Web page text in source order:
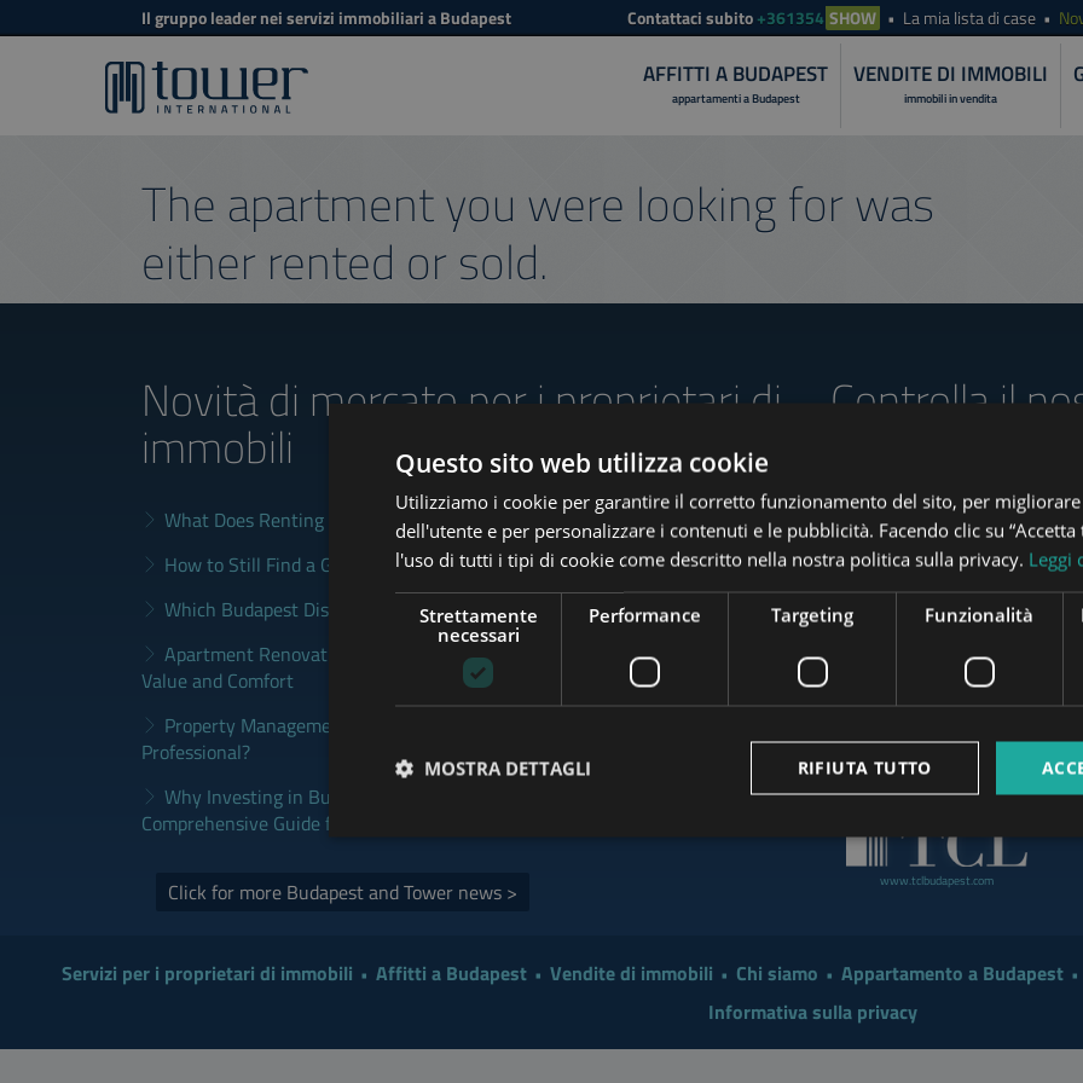
Il gruppo leader nei servizi immobiliari a Budapest Contattaci subito+361354 SHOW La mia lista di case
AFFITTI A BUDAPEST
appartamenti a Budapest
VENDITE DI IMMOBILI
immobili in vendita
The apartment you were looking for was
either rented or sold.
Novità di mercato per i proprietari di
immobili
What Does Renting in Budapest Really Cost?
How to Still Find a Good Rental in Budapest at the End of August
Which Budapest District Fits Which Property Investor in 2026?
Apartment Renovation Budapest: How to Plan a Smarter Renovation for
Value and Comfort
Property Management Budapest: When Does It Make Sense to Hire a
Professional?
Why Investing in Budapest Real Estate is a Smart Move in 2026: A
Comprehensive Guide for Investors
Click for more Budapest and Tower news >
Controlla il
www.tower-investments.com
www.mybudapesthome.com
www.tclbudapest.com
Servizi per i proprietari di immobili Affitti a Budapest Vendite di immobili Chi siamo Appartamento a Budapest
Informativa sulla privacy
Questo sito web utilizza cookie
Utilizziamo i cookie per garantire il corretto funzionamento del sito, per
dell'utente e per personalizzare i contenuti e le pubblicità. Facendo clic su “Accetta
l'uso di tutti i tipi di cookie come descritto nella nostra politica sulla privacy. Leggi
Strettamente
necessari
Performance Targeting Funzionalità
RIFIUTA TUTTO
MOSTRA DETTAGLI